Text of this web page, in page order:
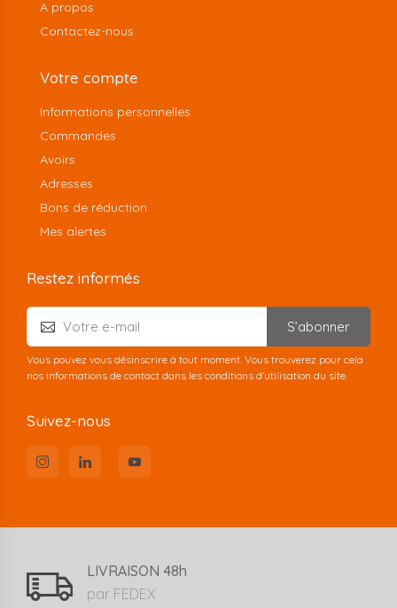
A propos
Contactez-nous
Votre compte
Informations personnelles
Commandes
Avoirs
Adresses
Bons de réduction
Mes alertes
Restez informés
S’abonner
Vous pouvez vous désinscrire à tout moment. Vous trouverez pour cela
nos informations de contact dans les conditions d'utilisation du site.
Suivez-nous
LIVRAISON 48h
par FEDEX